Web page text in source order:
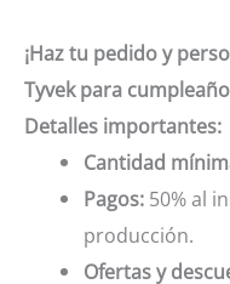
¡Haz tu pedido y
Tyvek para
Detalles importantes:
Cantidad
Pagos: 50% al
producción.
Ofertas y